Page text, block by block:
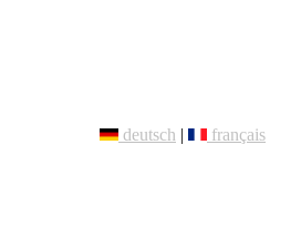
deutsch | français